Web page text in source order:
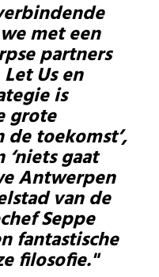
met een
partners
Us en
is
grote
de toekomst’,
‘niets gaat
Antwerpen
van de
Seppe
fantastische
filosofie."